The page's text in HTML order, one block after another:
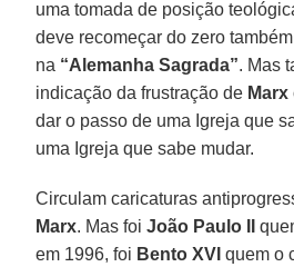
uma tomada de posição
deve recomeçar do zero
na “Alemanha Sagrada”. Mas
indicação da frustração de Marx
dar o passo de uma Igreja que
uma Igreja que sabe mudar.
Circulam caricaturas
Marx. Mas foiJoão Paulo II
em 1996, foi Bento XVI quem o